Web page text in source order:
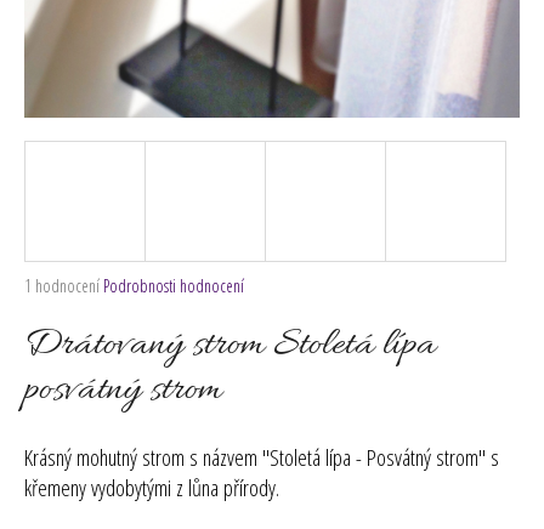
Průměrné
produktu
je
z
hvězdiček.
1 hodnocení Podrobnosti hodnocení
Drátovaný strom Stoletá lípa
posvátný strom
Krásný mohutný strom s názvem "Stoletá lípa - Posvátný strom" s
křemeny vydobytými z lůna přírody.
u
m
e